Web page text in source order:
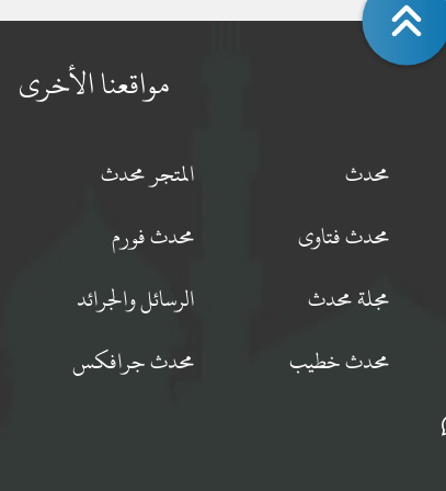
مواقعنا الأخرى
محدث المتجر محدث
محدث فتاوى
محدث فورم
مجلة محدث
الرسائل والجرائد
محدث خطيب
محدث جرافكس